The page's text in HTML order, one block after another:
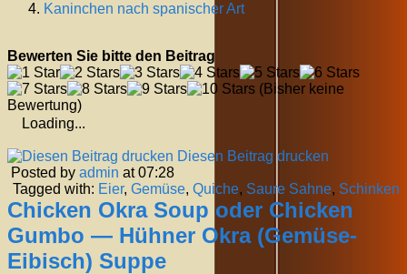
Kaninchen nach spanischer Art
Bewerten Sie bitte den Beitrag
(Bisher keine
Bewertung)
Loading...
Diesen Beitrag drucken
Posted by admin at 07:28
Tagged with: Eier, Gemüse, Quiche, Saure Sahne, Schinken
Chicken Okra Soup oder Chicken
Gumbo — Hühner Okra (Gemüse-
Eibisch) Suppe